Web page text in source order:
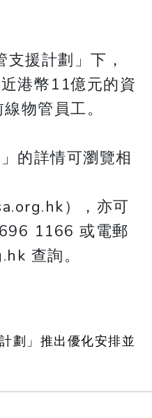
援計劃」下，
港幣11億元的資
物管員工。
的詳情可瀏覽相
），亦可
1166 或電郵
查詢。
劃」推出優化安排並